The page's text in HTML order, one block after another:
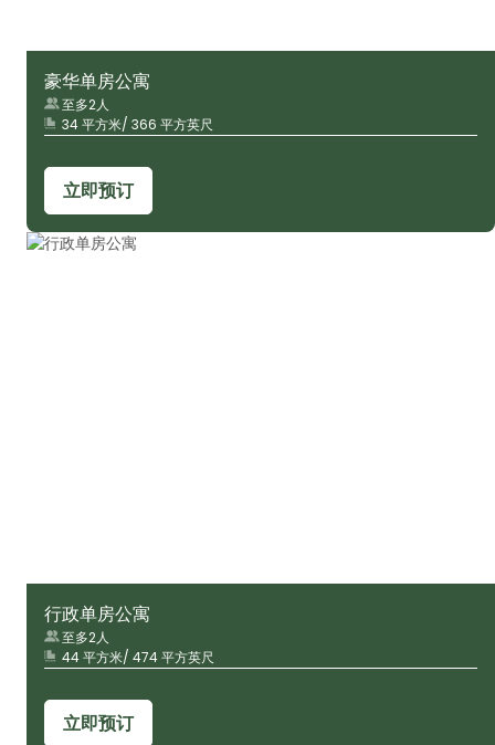
豪华单房公寓
至多2人
34 平方米/ 366 平方英尺
立即预订
行政单房公寓
至多2人
44 平方米/ 474 平方英尺
立即预订